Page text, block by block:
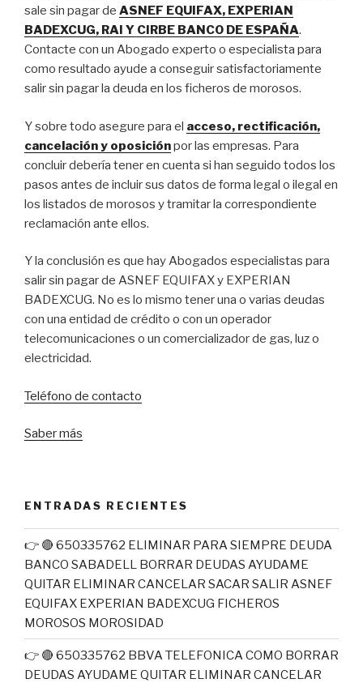
sale sin pagar de ASNEF EQUIFAX, EXPERIAN
BADEXCUG, RAI Y CIRBE BANCO DE ESPAÑA.
Contacte con un Abogado experto o especialista para
como resultado ayude a conseguir satisfactoriamente
salir sin pagar la deuda en los ficheros de morosos.
Y sobre todo asegure para el acceso, rectificación,
cancelación y oposiciónpor las empresas. Para
concluir debería tener en cuenta si han seguido todos los
pasos antes de incluir sus datos de forma legal o ilegal en
los listados de morosos y tramitar la correspondiente
reclamación ante ellos.
Y la conclusión es que hay Abogados especialistas para
salir sin pagar de ASNEF EQUIFAX y EXPERIAN
BADEXCUG. No es lo mismo tener una o varias deudas
con una entidad de crédito o con un operador
telecomunicaciones o un comercializador de gas, luz o
electricidad.
Teléfono de contacto
Saber más
ENTRADAS RECIENTES
👉 🔴 650335762 ELIMINAR PARA SIEMPRE DEUDA
BANCO SABADELL BORRAR DEUDAS AYUDAME
QUITAR ELIMINAR CANCELAR SACAR SALIR ASNEF
EQUIFAX EXPERIAN BADEXCUG FICHEROS
MOROSOS MOROSIDAD
👉 🔴 650335762 BBVA TELEFONICA COMO BORRAR
DEUDAS AYUDAME QUITAR ELIMINAR CANCELAR